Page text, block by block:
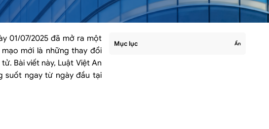
01/07/2025 đã mở ra một
mới là những thay đổi
Bài viết này, Luật Việt An
suốt ngay từ ngày đầu tại
Mục lục Ẩn